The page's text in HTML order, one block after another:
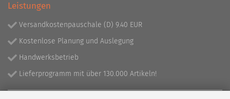
Leistungen
Versandkostenpauschale (D) 9.40 EUR
Kostenlose Planung und Auslegung
Handwerksbetrieb
Lieferprogramm mit über 130.000 Artikeln!